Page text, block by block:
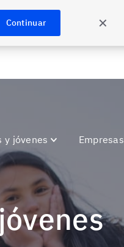
Continuar ✕
y jóvenes Empresas